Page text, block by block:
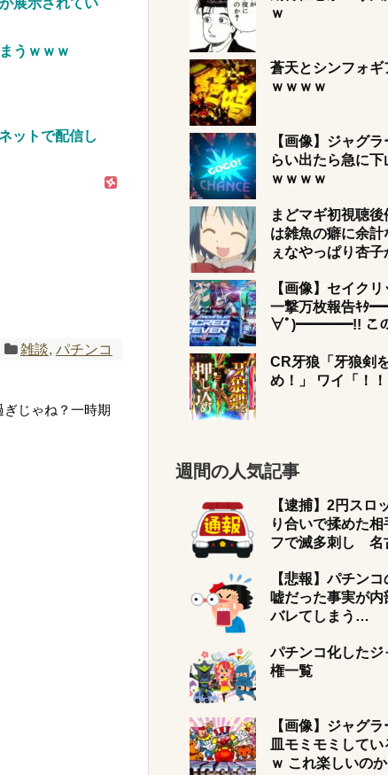
もりな！」ワ
2380円になり
うｗｗｗ
ットで配信し
雑談, パチンコ
じゃね？一時期
ｗ
蒼天とシンフォギ
ｗｗｗｗ
【画像】ジャグ
らい出たら急に下
ｗｗｗｗ
まどマギ初視聴
は雑魚の癖に余
ぇなやっぱり杏子
【画像】セイク
一撃万枚報告ｷ
∀ﾟ)━━━━!! こ
CR牙狼「牙狼剣
め！」 ワイ「！！
週間の人気記事
【逮捕】2円スロ
り合いで揉めた相
フで滅多刺し 名
【悲報】パチン
嘘だった事実が内
バレてしまう…
パチンコ化したジ
権一覧
【画像】ジャグ
皿モミモミして
ｗ これ楽しいのか